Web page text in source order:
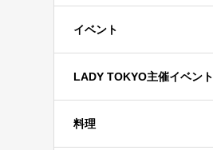
イベント
LADY TOKYO主催イベント
料理